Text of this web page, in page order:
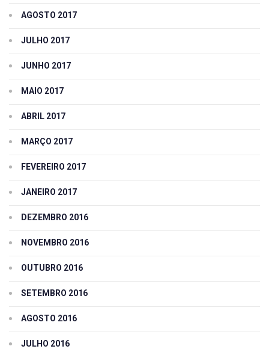
AGOSTO 2017
JULHO 2017
JUNHO 2017
MAIO 2017
ABRIL 2017
MARÇO 2017
FEVEREIRO 2017
JANEIRO 2017
DEZEMBRO 2016
NOVEMBRO 2016
OUTUBRO 2016
SETEMBRO 2016
AGOSTO 2016
JULHO 2016